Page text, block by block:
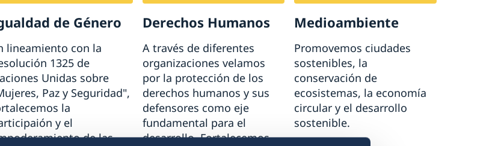
de Género
lineamiento con la
1325 de
Unidas sobre
Paz y Seguridad",
la
y el
de las
Derechos Humanos
A través de diferentes
organizaciones velamos
por la protección de los
derechos humanos y sus
defensores como eje
fundamental para el
desarrollo. Fortalecemos
Medioambiente
Promovemos ciudades
sostenibles, la
conservación de
ecosistemas, la economía
circular y el desarrollo
sostenible.